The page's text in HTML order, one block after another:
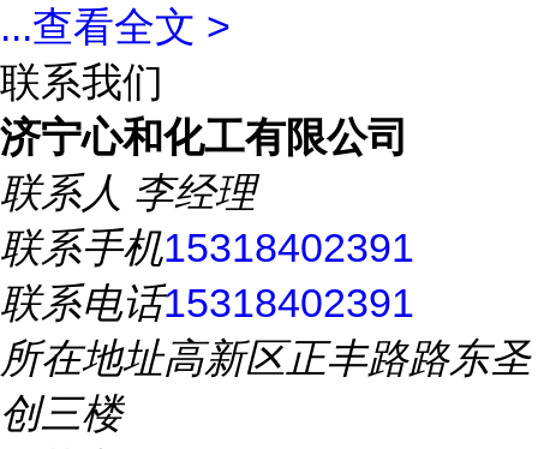
...查看全文 >
联系我们
济宁心和化工有限公司
联系人 李经理
联系手机15318402391
联系电话15318402391
所在地址高新区正丰路路东圣
创三楼